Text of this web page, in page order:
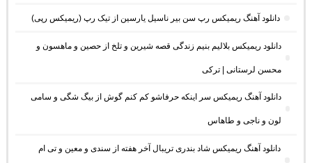
دانلود آهنگ ریمیکس رپ سن بیر ناسیل یارسین از تیک رپ (ریمیکس رپی)
دانلود ریمیکس بلالیم بنیم زندگی قصه شیرین و تلخ از حصین و ماهسون و
محسن لرستانی | ترکی
دانلود آهنگ ریمیکس سر اینکه حرفاشو کم کنم گوش از بیگ شگی و سامی
لون و ناجی و طاهاس
دانلود آهنگ ریمیکس شاد بندری تریبال آخر هفته از سندی و معین و تی ام